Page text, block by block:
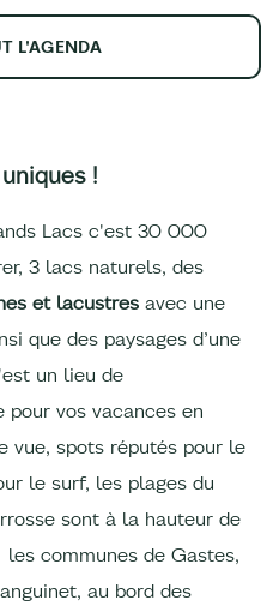
L'AGENDA
!
Lacs c'est 30 000
3 lacs naturels, des
et lacustres avec une
que des paysages d’une
un lieu de
pour vos vacances en
vue, spots réputés pour le
le surf, les plages du
sont à la hauteur de
communes de Gastes,
au bord des